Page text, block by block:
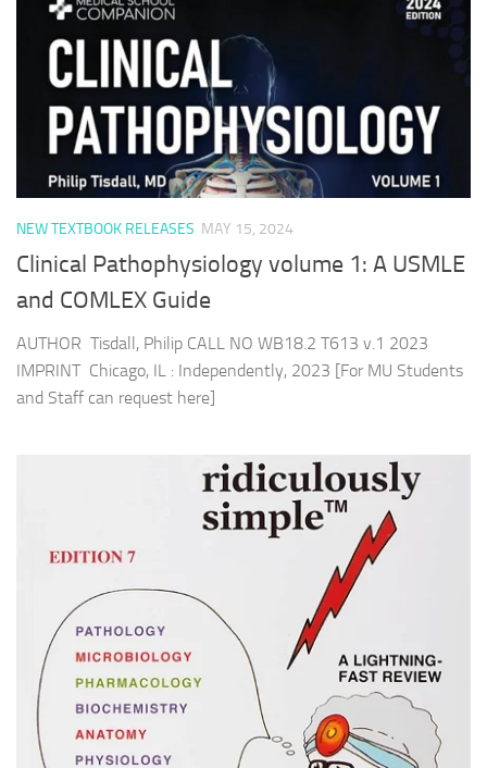
NEW TEXTBOOK RELEASES MAY 15, 2024
Clinical Pathophysiology volume 1: A USMLE
and COMLEX Guide
AUTHOR Tisdall, Philip CALL NO WB18.2 T613 v.1 2023
IMPRINT Chicago, IL : Independently, 2023 [For MU Students
and Staff can request here]